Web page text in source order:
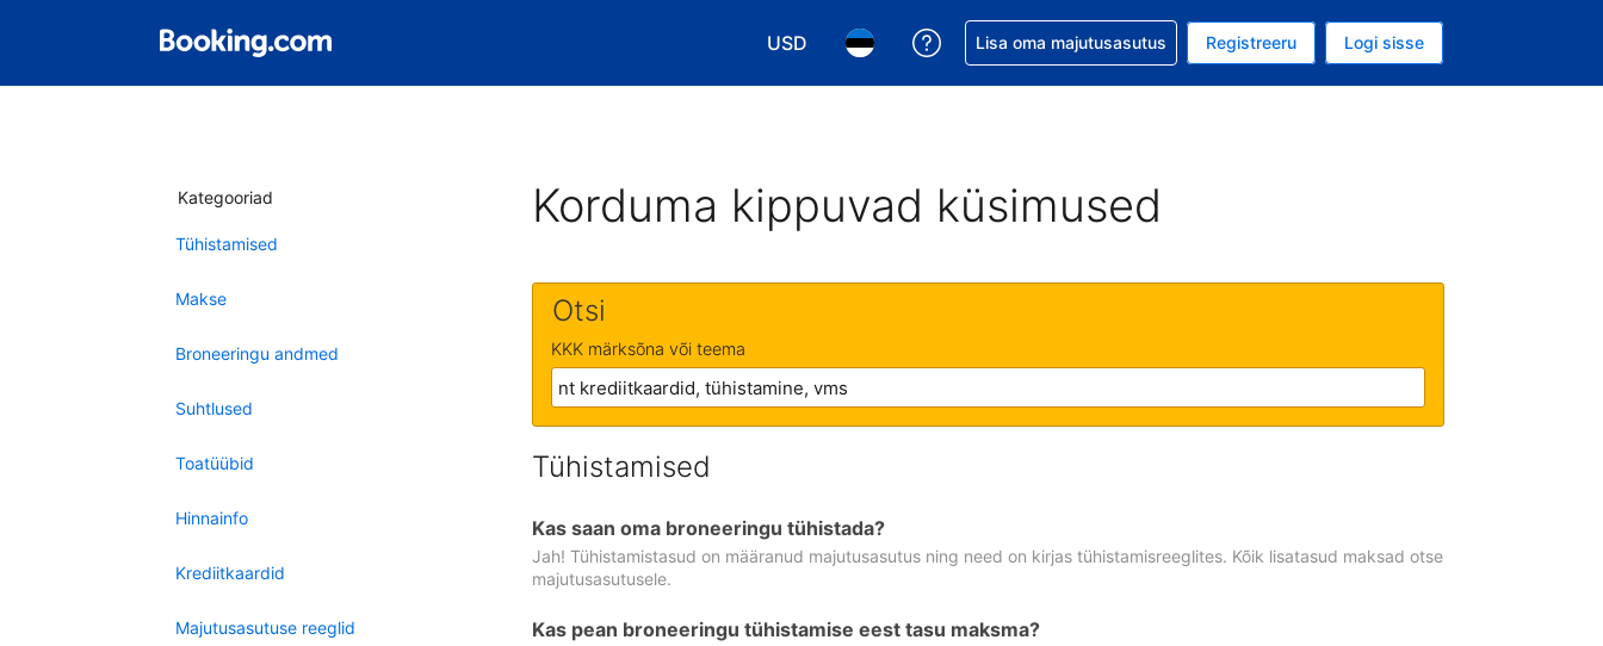
USD
Vali valuuta. Praegune valitud valuuta on USA dollar
Vali keel. Praegune valitud keel on Eesti keeles
Saa broneeringuga abi
Lisa oma majutusasutus Registreeru Logi sisse
Kategooriad
Tühistamised
Makse
Broneeringu andmed
Suhtlused
Toatüübid
Hinnainfo
Krediitkaardid
Majutusasutuse reeglid
Korduma kippuvad küsimused
Otsi
KKK märksõna või teema
Tühistamised
Kas saan oma broneeringu tühistada?
Jah! Tühistamistasud on määranud majutusasutus ning need on kirjas tühistamisreeglites. Kõik lisatasud maksad otse
majutusasutusele.
Kas pean broneeringu tühistamise eest tasu maksma?